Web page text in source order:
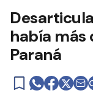
había más
Paraná